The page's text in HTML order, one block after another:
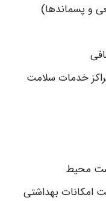
و پسماندها)
محیط
امکانات بهداشتی